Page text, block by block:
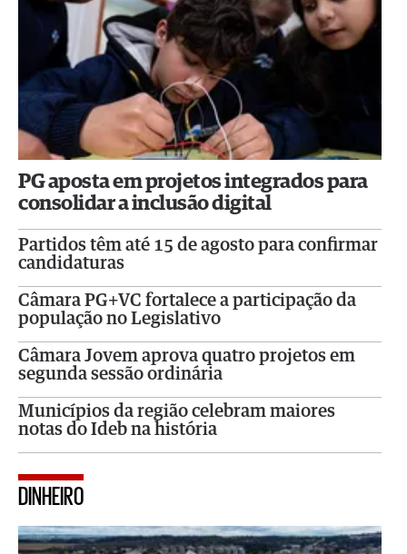
PG aposta em projetos integrados para
consolidar a inclusão digital
Partidos têm até 15 de agosto para confirmar
candidaturas
Câmara PG+VC fortalece a participação da
população no Legislativo
Câmara Jovem aprova quatro projetos em
segunda sessão ordinária
Municípios da região celebram maiores
notas do Ideb na história
DINHEIRO